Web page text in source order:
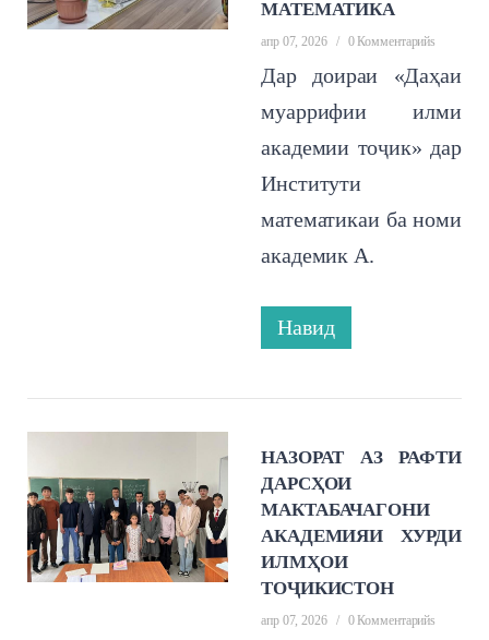
МАТЕМАТИКА
апр 07, 2026 / 0 Комментарийs
Дар доираи «Даҳаи
муаррифии илми
академии тоҷик» дар
Институти
математикаи ба номи
академик А.
Навид
НАЗОРАТ АЗ РАФТИ
ДАРСҲОИ
МАКТАБАЧАГОНИ
АКАДЕМИЯИ ХУРДИ
ИЛМҲОИ
ТОҶИКИСТОН
апр 07, 2026 / 0 Комментарийs